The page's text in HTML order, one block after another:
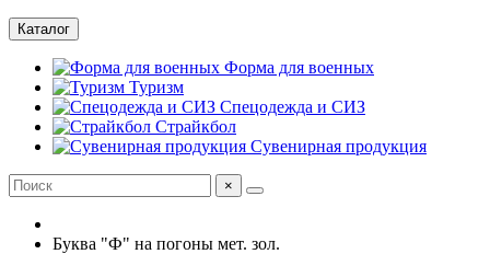
Каталог
Форма для военных
Туризм
Спецодежда и СИЗ
Страйкбол
Сувенирная продукция
×
Буква "Ф" на погоны мет. зол.